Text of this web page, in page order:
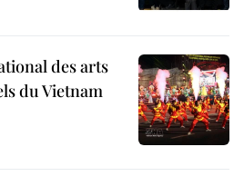
des arts
du Vietnam